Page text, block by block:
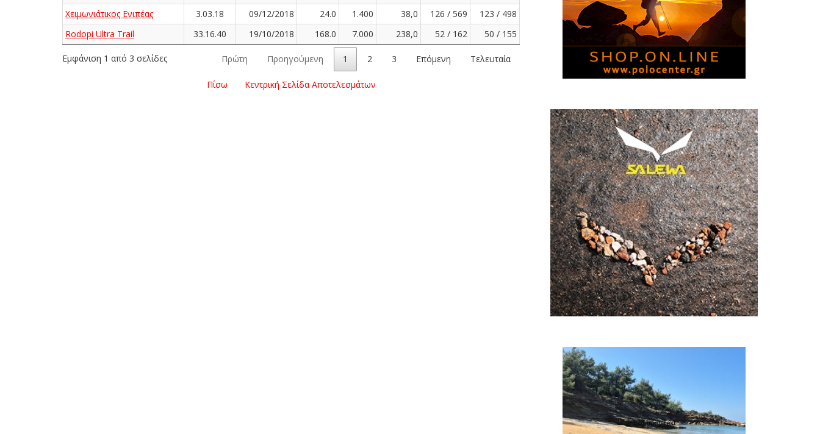
Χειμωνιάτικος Ενιπέας
3.03.18 09/12/2018 24.0 1.400 38,0 126 / 569
123 / 498
Rodopi Ultra Trail
33.16.40 19/10/2018 168.0 7.000 238,0 52 / 162 50 / 155
Εμφάνιση 1 από 3 σελίδες Πρώτη Προηγούμενη 1 2 3 Επόμενη Τελευταία
Πίσω Κεντρική Σελίδα Αποτελεσμάτων